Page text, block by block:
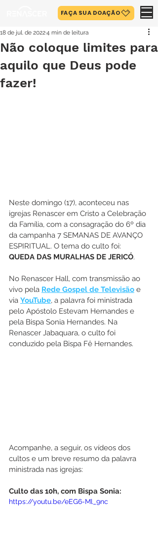
FAÇA SUA DOAÇÃO
Não coloque limites para
aquilo que Deus pode
fazer!
18 de jul. de 20224 min de leitura
Neste domingo (17), aconteceu nas
igrejas Renascer em Cristo a Celebração
da Família, com a consagração do 6º dia
da campanha 7 SEMANAS DE AVANÇO
ESPIRITUAL. O tema do culto foi:
QUEDA DAS MURALHAS DE JERICÓ.
No Renascer Hall, com transmissão ao
vivo pela Rede Gospel de Televisão e
via YouTube, a palavra foi ministrada
pelo Apóstolo Estevam Hernandes e
pela Bispa Sonia Hernandes. Na
Renascer Jabaquara, o culto foi
conduzido pela Bispa Fê Hernandes.
Acompanhe, a seguir, os vídeos dos
cultos e um breve resumo da palavra
ministrada nas igrejas:
Culto das 10h, com Bispa Sonia:
https://youtu.be/eEG6-Ml_9nc